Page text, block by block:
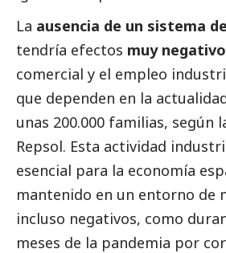
La ausencia de un sistema
tendría efectos muy
comercial y el empleo
que dependen en la
unas 200.000 familias, según
Repsol. Esta actividad
esencial para la economía
mantenido en un entorno de
incluso negativos, como
meses de la pandemia por